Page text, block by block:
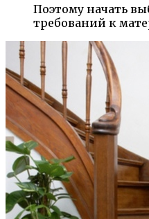
Поэтому начать
требований к